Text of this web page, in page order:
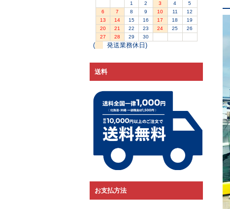
1
2 3 4
5
6
7 8 9 10 11
12
13
14 15 16 17 18
19
20
21 22 23 24 25
26
27
28 29 30
( 発送業務休日)
送料
お支払方法